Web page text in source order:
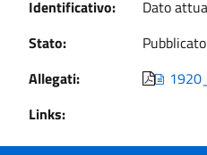
Identificativo:
Dato
Stato:
Pubblicato
Allegati:
Links: